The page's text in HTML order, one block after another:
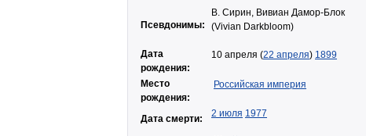
Псевдонимы:
В. Сирин, Вивиан Дамор-Блок
(Vivian Darkbloom)
Дата
рождения:
10 апреля (22 апреля) 1899
Место
рождения:
Российская империя
Дата смерти: 2 июля 1977